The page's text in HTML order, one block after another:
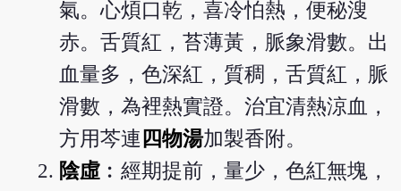
氣。心煩口乾，喜冷怕熱，便秘溲
赤。舌質紅，苔薄黃，脈象滑數。出
血量多，色深紅，質稠，舌質紅，脈
滑數，為裡熱實證。治宜清熱涼血，
方用芩連 四物湯加製香附。
陰虛 ︰經期提前，量少，色紅無塊，